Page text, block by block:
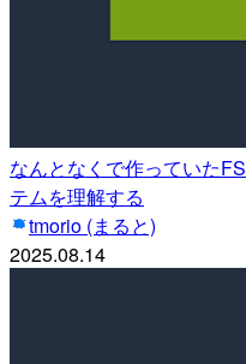
なんとなくで作っていた
テムを理解する
tmorio (まると)
2025.08.14